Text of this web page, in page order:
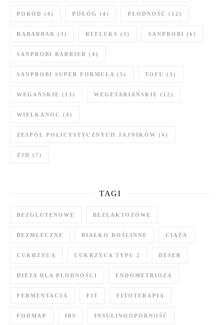
PORÓD (4) POŁÓG (4) PŁODNOŚĆ (12)
RABARBAR (3) REFLUKS (3) SANPROBI (6)
SANPROBI BARRIER (4)
SANPROBI SUPER FORMUŁA (5) TOFU (3)
WEGAŃSKIE (13) WEGETARIAŃSKIE (12)
WIELKANOC (4)
ZESPÓŁ POLICYSTYCZNYCH JAJNIKÓW (4)
ZJD (7)
TAGI
BEZGLUTENOWE BEZLAKTOZOWE
BEZMLECZNE BIAŁKO ROŚLINNE CIĄŻA
CUKRZYCA CUKRZYCA TYPU 2 DESER
DIETA DLA PŁODNOŚCI ENDOMETRIOZA
FERMENTACJA FIT FITOTERAPIA
FODMAP IBS INSULINOOPORNOŚĆ